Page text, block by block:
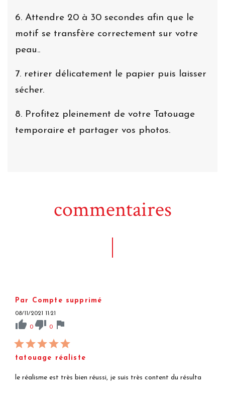
6. Attendre 20 à 30 secondes afin que le
motif se transfère correctement sur votre
peau..
7. retirer délicatement le papier puis laisser
sécher.
8. Profitez pleinement de votre Tatouage
temporaire et partager vos photos.
commentaires
Par Compte supprimé
08/11/2021 11:21
thumb_up 0 thumb_down 0 flag
tatouage réaliste
le réalisme est très bien réussi, je suis très content du résulta